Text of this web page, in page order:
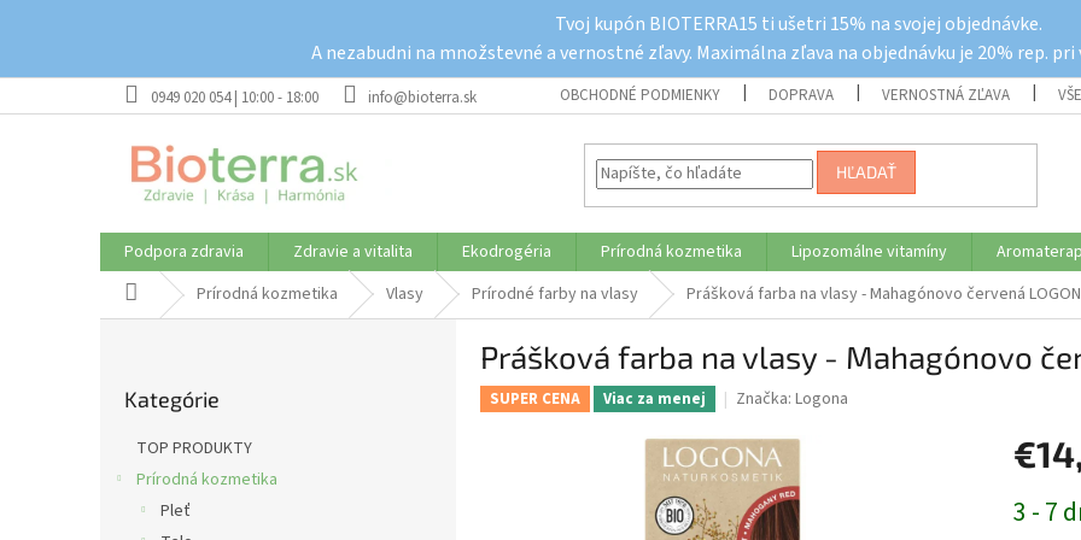
Tvoj kupón BIOTERRA15 ti ušetri 15% na svojej objednávke.
A nezabudni na množstevné a vernostné zľavy. Maximálna zľava na objednávku je 20% rep. pri
0949 020 054 | 10:00 - 18:00 info@bioterra.sk OBCHODNÉ PODMIENKY DOPRAVA VERNOSTNÁ ZĽAVA
HĽADAŤ
Podpora zdravia Zdravie a vitalita Ekodrogéria Prírodná kozmetika Lipozomálne vitamíny
DomovPrírodná kozmetika Vlasy Prírodné farby na vlasy Prášková farba na vlasy - Mahagónovo červená
kategórie
Kategórie
TOP PRODUKTY
Prírodná kozmetika
Pleť
Prášková farba na vlasy - Mahagónovo
SUPER CENA Viac za menej Značka: Logona
cena:
3 - 7